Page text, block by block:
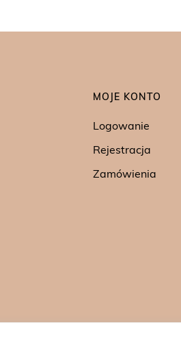
MOJE KONTO
Logowanie
Rejestracja
Zamówienia